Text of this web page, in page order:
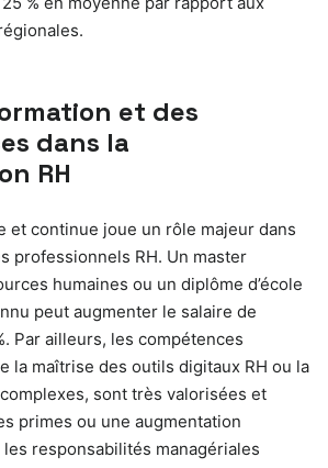
et des
dans la
RH
et continue joue un rôle majeur dans
professionnels RH. Un master
humaines ou un diplôme d’école
peut augmenter le salaire de
Par ailleurs, les compétences
la maîtrise des outils digitaux RH ou la
sont très valorisées et
primes ou une augmentation
responsabilités managériales